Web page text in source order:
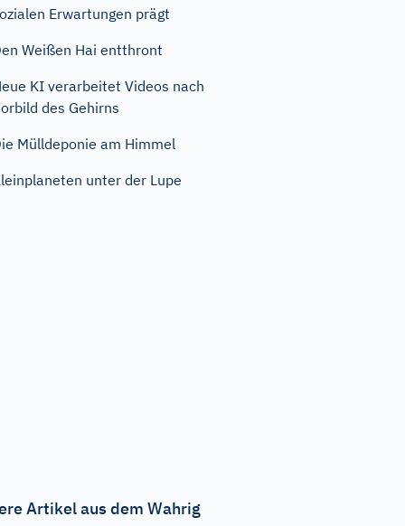
Erwartungen prägt
Weißen Hai entthront
KI verarbeitet Videos nach
des Gehirns
Mülldeponie am Himmel
unter der Lupe
Artikel aus dem Wahrig